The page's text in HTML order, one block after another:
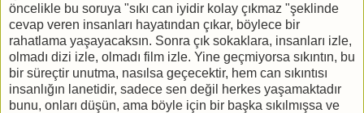
öncelikle bu soruya "sıkı can iyidir kolay çıkmaz "şeklinde
cevap veren insanları hayatından çıkar, böylece bir
rahatlama yaşayacaksın. Sonra çık sokaklara, insanları izle,
olmadı dizi izle, olmadı film izle. Yine geçmiyorsa sıkıntın, bu
bir süreçtir unutma, nasılsa geçecektir, hem can sıkıntısı
insanlığın lanetidir, sadece sen değil herkes yaşamaktadır
bunu, onları düşün, ama böyle için bir başka sıkılmışsa ve